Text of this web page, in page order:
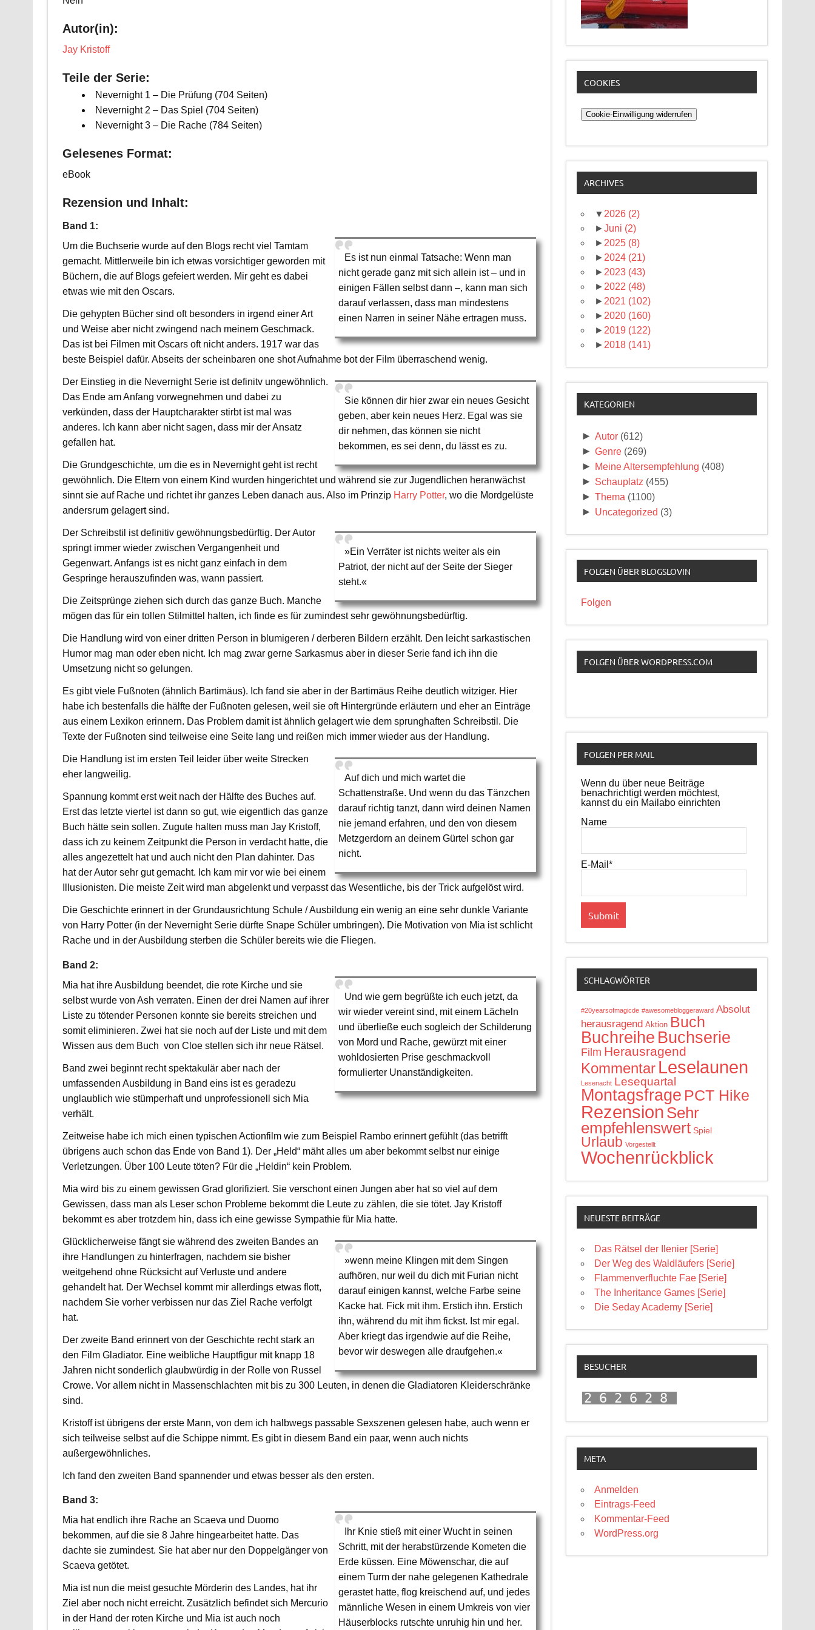
Autor(in):
Jay Kristoff
Teile der Serie:
Nevernight 1 – Die Prüfung (704 Seiten)
Nevernight 2 – Das Spiel (704 Seiten)
Nevernight 3 – Die Rache (784 Seiten)
Gelesenes Format:
eBook
Rezension und Inhalt:
Band 1:
Es ist nun einmal Tatsache: Wenn man
nicht gerade ganz mit sich allein ist – und in
einigen Fällen selbst dann –, kann man sich
darauf verlassen, dass man mindestens
einen Narren in seiner Nähe ertragen muss.
Um die Buchserie wurde auf den Blogs recht viel Tamtam
gemacht. Mittlerweile bin ich etwas vorsichtiger geworden mit
Büchern, die auf Blogs gefeiert werden. Mir geht es dabei
etwas wie mit den Oscars.
Die gehypten Bücher sind oft besonders in irgend einer Art
und Weise aber nicht zwingend nach meinem Geschmack.
Das ist bei Filmen mit Oscars oft nicht anders. 1917 war das
beste Beispiel dafür. Abseits der scheinbaren one shot Aufnahme bot der Film überraschend wenig.
Sie können dir hier zwar ein neues Gesicht
geben, aber kein neues Herz. Egal was sie
dir nehmen, das können sie nicht
bekommen, es sei denn, du lässt es zu.
Der Einstieg in die Nevernight Serie ist definitv ungewöhnlich.
Das Ende am Anfang vorwegnehmen und dabei zu
verkünden, dass der Hauptcharakter stirbt ist mal was
anderes. Ich kann aber nicht sagen, dass mir der Ansatz
gefallen hat.
Die Grundgeschichte, um die es in Nevernight geht ist recht
gewöhnlich. Die Eltern von einem Kind wurden hingerichtet und während sie zur Jugendlichen heranwächst
sinnt sie auf Rache und richtet ihr ganzes Leben danach aus. Also im Prinzip Harry Potter, wo die Mordgelüste
andersrum gelagert sind.
»Ein Verräter ist nichts weiter als ein
Patriot, der nicht auf der Seite der Sieger
steht.«
Der Schreibstil ist definitiv gewöhnungsbedürftig. Der Autor
springt immer wieder zwischen Vergangenheit und
Gegenwart. Anfangs ist es nicht ganz einfach in dem
Gespringe herauszufinden was, wann passiert.
Die Zeitsprünge ziehen sich durch das ganze Buch. Manche
mögen das für ein tollen Stilmittel halten, ich finde es für zumindest sehr gewöhnungsbedürftig.
Die Handlung wird von einer dritten Person in blumigeren / derberen Bildern erzählt. Den leicht sarkastischen
Humor mag man oder eben nicht. Ich mag zwar gerne Sarkasmus aber in dieser Serie fand ich ihn die
Umsetzung nicht so gelungen.
Es gibt viele Fußnoten (ähnlich Bartimäus). Ich fand sie aber in der Bartimäus Reihe deutlich witziger. Hier
habe ich bestenfalls die hälfte der Fußnoten gelesen, weil sie oft Hintergründe erläutern und eher an Einträge
aus einem Lexikon erinnern. Das Problem damit ist ähnlich gelagert wie dem sprunghaften Schreibstil. Die
Texte der Fußnoten sind teilweise eine Seite lang und reißen mich immer wieder aus der Handlung.
Auf dich und mich wartet die
Schattenstraße. Und wenn du das Tänzchen
darauf richtig tanzt, dann wird deinen Namen
nie jemand erfahren, und den von diesem
Metzgerdorn an deinem Gürtel schon gar
nicht.
Die Handlung ist im ersten Teil leider über weite Strecken
eher langweilig.
Spannung kommt erst weit nach der Hälfte des Buches auf.
Erst das letzte viertel ist dann so gut, wie eigentlich das ganze
Buch hätte sein sollen. Zugute halten muss man Jay Kristoff,
dass ich zu keinem Zeitpunkt die Person in verdacht hatte, die
alles angezettelt hat und auch nicht den Plan dahinter. Das
hat der Autor sehr gut gemacht. Ich kam mir vor wie bei einem
Illusionisten. Die meiste Zeit wird man abgelenkt und verpasst das Wesentliche, bis der Trick aufgelöst wird.
Die Geschichte erinnert in der Grundausrichtung Schule / Ausbildung ein wenig an eine sehr dunkle Variante
von Harry Potter (in der Nevernight Serie dürfte Snape Schüler umbringen). Die Motivation von Mia ist schlicht
Rache und in der Ausbildung sterben die Schüler bereits wie die Fliegen.
Band 2:
Und wie gern begrüßte ich euch jetzt, da
wir wieder vereint sind, mit einem Lächeln
und überließe euch sogleich der Schilderung
von Mord und Rache, gewürzt mit einer
wohldosierten Prise geschmackvoll
formulierter Unanständigkeiten.
Mia hat ihre Ausbildung beendet, die rote Kirche und sie
selbst wurde von Ash verraten. Einen der drei Namen auf ihrer
Liste zu tötender Personen konnte sie bereits streichen und
somit eliminieren. Zwei hat sie noch auf der Liste und mit dem
Wissen aus dem Buch von Cloe stellen sich ihr neue Rätsel.
Band zwei beginnt recht spektakulär aber nach der
umfassenden Ausbildung in Band eins ist es geradezu
unglaublich wie stümperhaft und unprofessionell sich Mia
verhält.
Zeitweise habe ich mich einen typischen Actionfilm wie zum Beispiel Rambo erinnert gefühlt (das betrifft
übrigens auch schon das Ende von Band 1). Der „Held“ mäht alles um aber bekommt selbst nur einige
Verletzungen. Über 100 Leute töten? Für die „Heldin“ kein Problem.
Mia wird bis zu einem gewissen Grad glorifiziert. Sie verschont einen Jungen aber hat so viel auf dem
Gewissen, dass man als Leser schon Probleme bekommt die Leute zu zählen, die sie tötet. Jay Kristoff
bekommt es aber trotzdem hin, dass ich eine gewisse Sympathie für Mia hatte.
»wenn meine Klingen mit dem Singen
aufhören, nur weil du dich mit Furian nicht
darauf einigen kannst, welche Farbe seine
Kacke hat. Fick mit ihm. Erstich ihn. Erstich
ihn, während du mit ihm fickst. Ist mir egal.
Aber kriegt das irgendwie auf die Reihe,
bevor wir deswegen alle draufgehen.«
Glücklicherweise fängt sie während des zweiten Bandes an
ihre Handlungen zu hinterfragen, nachdem sie bisher
weitgehend ohne Rücksicht auf Verluste und andere
gehandelt hat. Der Wechsel kommt mir allerdings etwas flott,
nachdem Sie vorher verbissen nur das Ziel Rache verfolgt
hat.
Der zweite Band erinnert von der Geschichte recht stark an
den Film Gladiator. Eine weibliche Hauptfigur mit knapp 18
Jahren nicht sonderlich glaubwürdig in der Rolle von Russel
Crowe. Vor allem nicht in Massenschlachten mit bis zu 300 Leuten, in denen die Gladiatoren Kleiderschränke
sind.
Kristoff ist übrigens der erste Mann, von dem ich halbwegs passable Sexszenen gelesen habe, auch wenn er
sich teilweise selbst auf die Schippe nimmt. Es gibt in diesem Band ein paar, wenn auch nichts
außergewöhnliches.
Ich fand den zweiten Band spannender und etwas besser als den ersten.
Band 3:
Ihr Knie stieß mit einer Wucht in seinen
Schritt, mit der herabstürzende Kometen die
Erde küssen. Eine Möwenschar, die auf
einem Turm der nahe gelegenen Kathedrale
gerastet hatte, flog kreischend auf, und jedes
männliche Wesen in einem Umkreis von vier
Häuserblocks rutschte unruhig hin und her.
Mia hat endlich ihre Rache an Scaeva und Duomo
bekommen, auf die sie 8 Jahre hingearbeitet hatte. Das
dachte sie zumindest. Sie hat aber nur den Doppelgänger von
Scaeva getötet.
Mia ist nun die meist gesuchte Mörderin des Landes, hat ihr
Ziel aber noch nicht erreicht. Zusätzlich befindet sich Mercurio
in der Hand der roten Kirche und Mia ist auch noch
COOKIES
Cookie-Einwilligung widerrufen
ARCHIVES
▼ 2026 (2)
►Juni (2)
► 2025 (8)
► 2024 (21)
► 2023 (43)
► 2022 (48)
► 2021 (102)
► 2020 (160)
► 2019 (122)
► 2018 (141)
KATEGORIEN
► Autor (612)
► Genre (269)
► Meine Altersempfehlung (408)
► Schauplatz (455)
► Thema (1100)
► Uncategorized (3)
FOLGEN ÜBER BLOGSLOVIN
Folgen
FOLGEN ÜBER WORDPRESS.COM
FOLGEN PER MAIL
Wenn du über neue Beiträge
benachrichtigt werden möchtest,
kannst du ein Mailabo einrichten
Name
E-Mail*
SCHLAGWÖRTER
#20yearsofmagicde #awesomebloggeraward Absolut
herausragend Aktion Buch
Buchreihe Buchserie
Film Herausragend
Kommentar Leselaunen
Lesenacht Lesequartal
Montagsfrage PCT Hike
Rezension Sehr
empfehlenswert Spiel
Urlaub Vorgestellt
Wochenrückblick
NEUESTE BEITRÄGE
Das Rätsel der Ilenier [Serie]
Der Weg des Waldläufers [Serie]
Flammenverfluchte Fae [Serie]
The Inheritance Games [Serie]
Die Seday Academy [Serie]
BESUCHER
262628
META
Anmelden
Eintrags-Feed
Kommentar-Feed
WordPress.org